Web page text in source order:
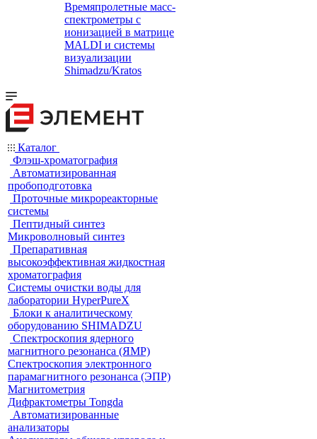
Времяпролетные масс-
спектрометры с
ионизацией в матрице
MALDI и системы
визуализации
Shimadzu/Kratos
Каталог
Флэш-хроматография
Автоматизированная
пробоподготовка
Проточные микрореакторные
системы
Пептидный синтез
Микроволновый синтез
Препаративная
высокоэффективная жидкостная
хроматография
Системы очистки воды для
лаборатории HyperPureX
Блоки к аналитическому
оборудованию SHIMADZU
Спектроскопия ядерного
магнитного резонанса (ЯМР)
Спектроскопия электронного
парамагнитного резонанса (ЭПР)
Магнитометрия
Дифрактометры Tongda
Автоматизированные
анализаторы